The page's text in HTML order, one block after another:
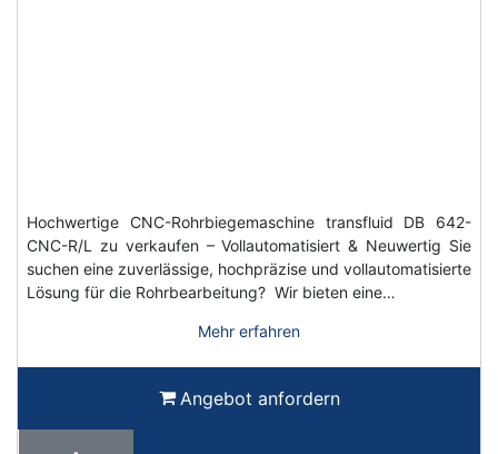
Hochwertige CNC-Rohrbiegemaschine transfluid DB 642-
CNC-R/L zu verkaufen – Vollautomatisiert & Neuwertig Sie
suchen eine zuverlässige, hochpräzise und vollautomatisierte
Lösung für die Rohrbearbeitung? Wir bieten eine…
Mehr erfahren
Angebot anfordern